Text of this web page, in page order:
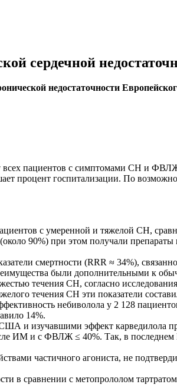
сердечной
недостаточности
пациентов с симптомами СН и
процент госпитализации. По
с умеренной и тяжелой СН,
90%) при этом получали
смертности (RRR ≈ 34%),
были дополнительными к
течения СН, согласно
течения СН эти показатели
небиволола у 2 128
14%.
и изучавшими эффект карведилола
ИМ и с ФВЛЖ ≤ 40%. Так, в последнем
частичного агониста, не
в сравнении с метопрололом